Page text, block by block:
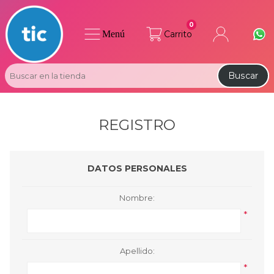
Carrito
0
Buscar
Menú
REGISTRO
DATOS PERSONALES
Nombre:
*
Apellido:
*